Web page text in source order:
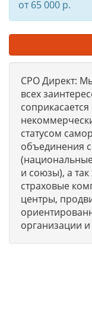
от 65 000 р.
СРО Директ:
всех
статусом
объединения
и союзы), а
страховые
центры,
организации